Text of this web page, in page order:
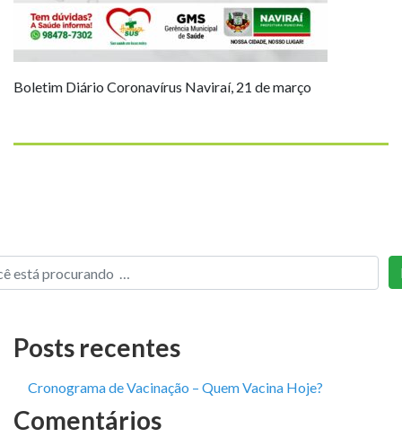
Boletim Diário Coronavírus Naviraí, 21 de março
Posts recentes
Cronograma de Vacinação – Quem Vacina Hoje?
Comentários